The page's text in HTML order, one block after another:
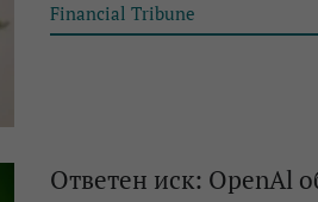
Financial Tribune
Ответен иск: OpenAl